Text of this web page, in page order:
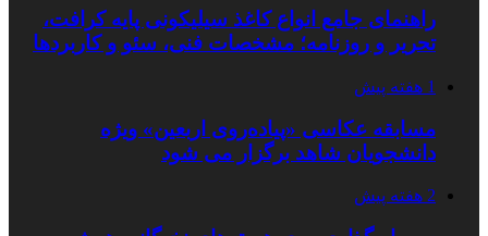
راهنمای جامع انواع کاغذ سیلیکونی پایه کرافت،
تحریر و روزنامه؛ مشخصات فنی، سئو و کاربردها
1 هفته پیش
مسابقه عکاسی «پیاده‌روی اربعین» ویژه
دانشجویان شاهد برگزار می شود
2 هفته پیش